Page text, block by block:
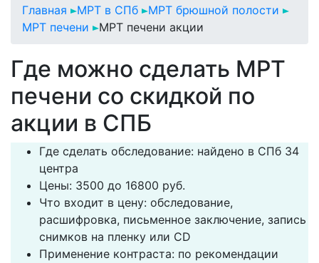
Главная МРТ в СПб
МРТ брюшной полости
МРТ печени
МРТ печени акции
Где можно сделать МРТ
печени со скидкой по
акции в СПБ
Где сделать обследование: найдено в СПб 34
центра
Цены: 3500 до 16800 руб.
Что входит в цену: обследование,
расшифровка, письменное заключение, запись
снимков на пленку или CD
Применение контраста: по рекомендации